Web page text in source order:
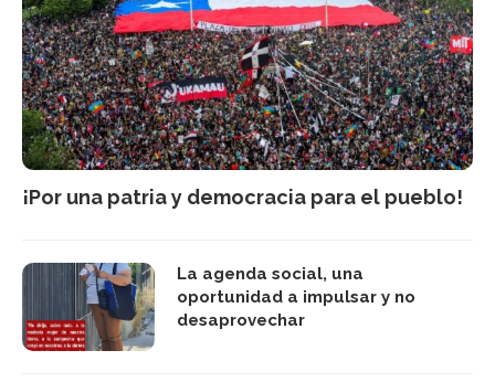
¡Por una patria y democracia para el pueblo!
La agenda social, una
oportunidad a impulsar y no
desaprovechar